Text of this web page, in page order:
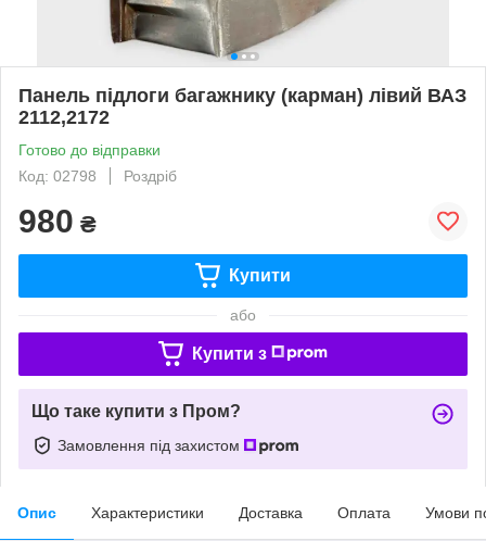
Панель підлоги багажнику (карман) лівий ВАЗ
2112,2172
Готово до відправки
Код: 02798
Роздріб
980 ₴
Купити
або
Купити з
Що таке купити з Пром?
Замовлення під захистом
Опис Характеристики Доставка Оплата Умови